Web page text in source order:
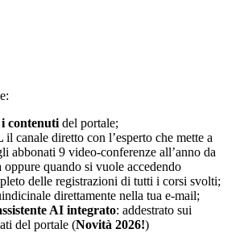
contenutidel portale;
il canale diretto con l’esperto che mette a
abbonati 9 video-conferenze all’anno da
oppure quando si vuole accedendo
delle registrazioni di tutti i corsi svolti;
direttamente nella tua e-mail;
AI integrato: addestrato sui
del portale (Novità 2026!)